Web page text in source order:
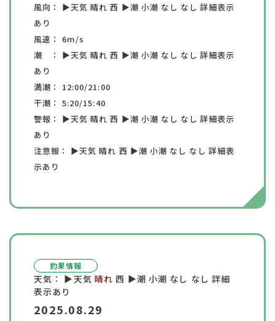
風向： ▶︎天気晴れ西 ▶︎潮 小潮 なし なし詳細表示
あり
風速： 6m/s
潮 ： ▶︎天気晴れ西 ▶︎潮 小潮 なし なし詳細表示
あり
満潮： 12:00/21:00
干潮：5:20/15:40
警報： ▶︎天気晴れ西 ▶︎潮 小潮 なし なし詳細表示
あり
注意報： ▶︎天気晴れ 西 ▶︎潮 小潮 なし なし詳細表
示あり
釣果情報
天気： ▶︎天気 晴れ 西 ▶︎潮 小潮 なし なし 詳細
表示あり
2025.08.29